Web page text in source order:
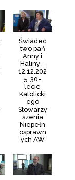
Świadec
two pań
Anny i
Haliny -
12.12.202
5, 30-
lecie
Katolicki
ego
Stowarzy
szenia
Niepełn
osprawn
ych AW